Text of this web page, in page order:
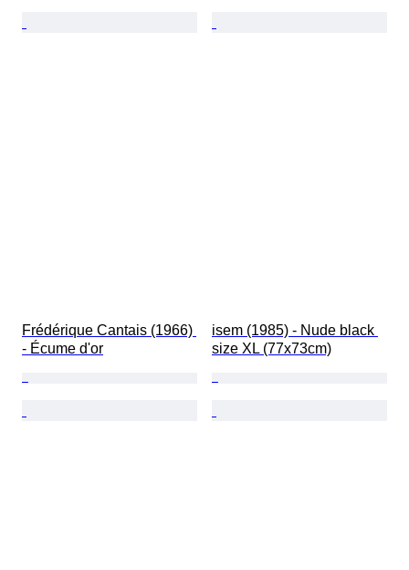
Frédérique Cantais (1966)
- Écume d'or
isem (1985) - Nude black
size XL (77x73cm)